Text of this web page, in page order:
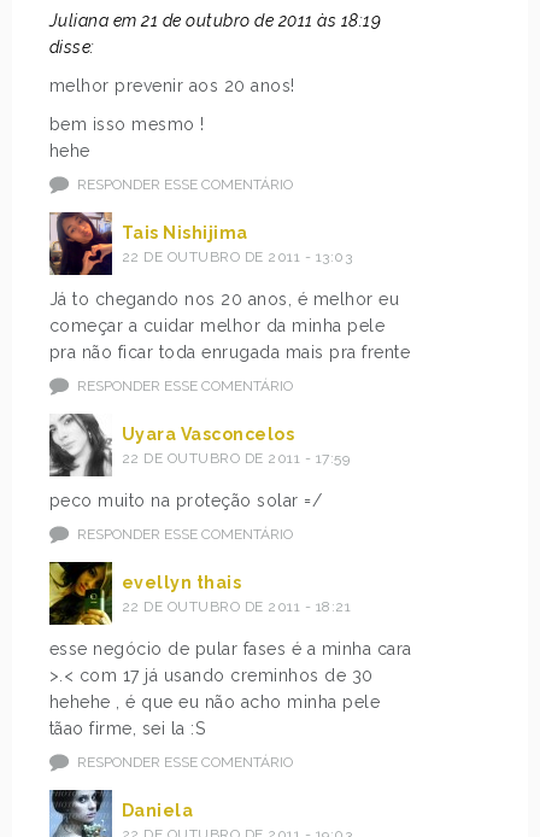
Juliana em 21 de outubro de 2011 às 18:19
disse:
melhor prevenir aos 20 anos!
bem isso mesmo !
hehe
RESPONDER ESSE COMENTÁRIO
Tais Nishijima
22 DE OUTUBRO DE 2011 - 13:03
Já to chegando nos 20 anos, é melhor eu
começar a cuidar melhor da minha pele
pra não ficar toda enrugada mais pra frente
RESPONDER ESSE COMENTÁRIO
Uyara Vasconcelos
22 DE OUTUBRO DE 2011 - 17:59
peco muito na proteção solar =/
RESPONDER ESSE COMENTÁRIO
evellyn thais
22 DE OUTUBRO DE 2011 - 18:21
esse negócio de pular fases é a minha cara
>.< com 17 já usando creminhos de 30
hehehe , é que eu não acho minha pele
tãao firme, sei la :S
RESPONDER ESSE COMENTÁRIO
Daniela